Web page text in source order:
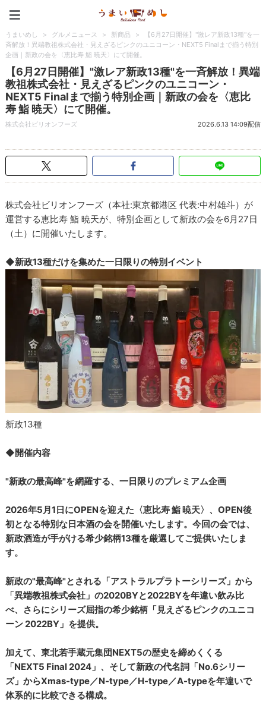
うまいめし > グルメニュース > 新商品 >
【6月27日開催】"激レア新政13種"を一
斉解放！異端教祖株式会社・見えざるピンクのユニコーン・NEXT5 Finalまで揃う特別
企画｜新政の会を〈恵比寿 鮨 暁天〉にて開催。
【6月27日開催】"激レア新政13種"を一斉解放！異端
教祖株式会社・見えざるピンクのユニコーン・
NEXT5 Finalまで揃う特別企画｜新政の会を〈恵比
寿 鮨 暁天〉にて開催。
株式会社ビリオンフーズ 2026.6.13 14:09配信
株式会社ビリオンフーズ（本社:東京都港区 代表:中村雄斗）が
運営する恵比寿 鮨 暁天が、特別企画として新政の会を6月27日
（土）に開催いたします。
◆新政13種だけを集めた一日限りの特別イベント
新政13種
◆開催内容
"新政の最高峰"を網羅する、一日限りのプレミアム企画
2026年5月1日にOPENを迎えた〈恵比寿 鮨 暁天〉、OPEN後
初となる特別な日本酒の会を開催いたします。今回の会では、
新政酒造が手がける希少銘柄13種を厳選してご提供いたしま
す。
新政の"最高峰"とされる「アストラルプラトーシリーズ」から
「異端教祖株式会社」の2020BYと2022BYを年違い飲み比
べ、さらにシリーズ屈指の希少銘柄「見えざるピンクのユニコ
ーン 2022BY」を提供。
加えて、東北若手蔵元集団NEXT5の歴史を締めくくる
「NEXT5 Final 2024」、そして新政の代名詞「No.6シリー
ズ」からXmas-type／N-type／H-type／A-typeを年違いで
体系的に比較できる構成。